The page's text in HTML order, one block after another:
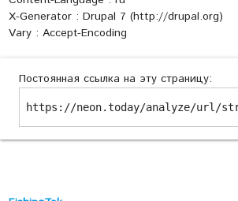
X-Generator : Drupal 7 (http://drupal.org)
Vary : Accept-Encoding
Постоянная ссылка на эту страницу:
https://neon.today/analyze/url/